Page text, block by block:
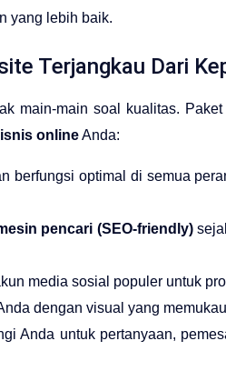
yang lebih baik.
Terjangkau Dari
main-main soal kualitas. Paket
onlineAnda:
berfungsi optimal di semua
pencari (SEO-friendly)
media sosial populer untuk
dengan visual yang
Anda untuk pertanyaan,